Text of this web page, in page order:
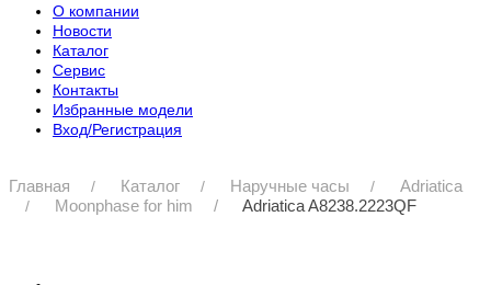
О компании
Новости
Каталог
Сервис
Контакты
Избранные модели
Вход/Регистрация
Главная Каталог Наручные часы
Adriatica
Moonphase for him
Adriatica A8238.2223QF